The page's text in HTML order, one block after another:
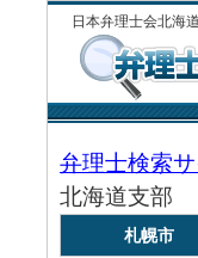
日本弁理士会北海
弁理士検索
北海道支部
札幌市